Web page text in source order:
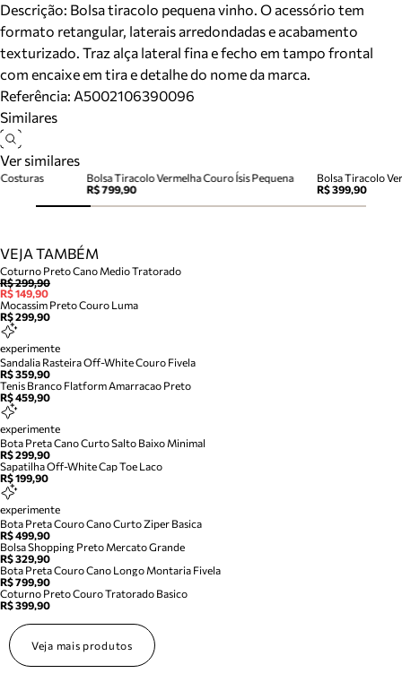
Descrição: Bolsa tiracolo pequena vinho. O acessório tem
formato retangular, laterais arredondadas e acabamento
texturizado. Traz alça lateral fina e fecho em tampo frontal
com encaixe em tira e detalhe do nome da marca.
Referência: A5002106390096
Similares
Ver similares
Bolsa Tiracolo Vermelha Couro Ísis Pequena
R$ 799,90
Bolsa Tiracolo
R$ 399,90
VEJA TAMBÉM
Coturno Preto Cano Medio Tratorado
R$ 299,90
R$ 149,90
Mocassim Preto Couro Luma
R$ 299,90
experimente
Sandalia Rasteira Off-White Couro Fivela
R$ 359,90
Tenis Branco Flatform Amarracao Preto
R$ 459,90
experimente
Bota Preta Cano Curto Salto Baixo Minimal
R$ 299,90
Sapatilha Off-White Cap Toe Laco
R$ 199,90
experimente
Bota Preta Couro Cano Curto Ziper Basica
R$ 499,90
Bolsa Shopping Preto Mercato Grande
R$ 329,90
Bota Preta Couro Cano Longo Montaria Fivela
R$ 799,90
Coturno Preto Couro Tratorado Basico
R$ 399,90
Veja mais produtos